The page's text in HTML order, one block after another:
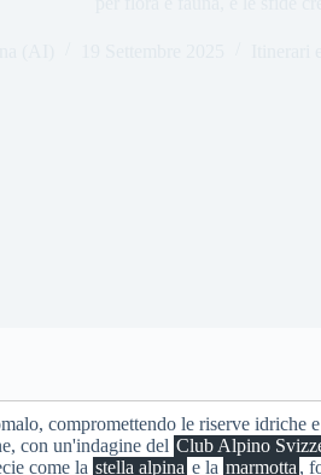
compromettendo le riserve
con un'indagine del Club Alpino
come la stella alpina e la marmotta ,